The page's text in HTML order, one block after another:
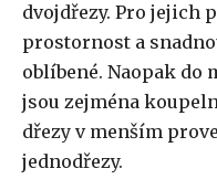
dvojdřezy. Pro jejich
prostornost a
oblíbené. Naopak
jsou zejména
dřezy v menším
jednodřezy.